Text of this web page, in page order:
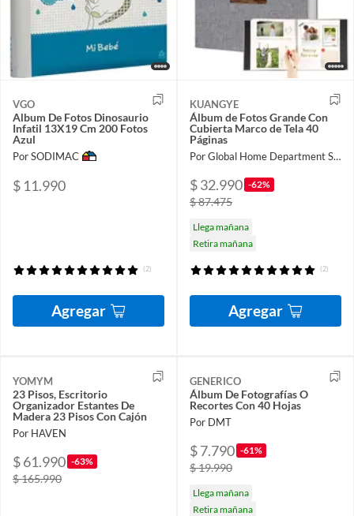
VGO
Album De Fotos Dinosaurio
Infatil 13X19 Cm 200 Fotos
Azul
Por SODIMAC
$ 11.990
(2)
Agregar
KUANGYE
Álbum de Fotos Grande Con
Cubierta Marco de Tela 40
Páginas
Por Global Home Department Store
$ 32.990 -62%
$ 87.475
Llega mañana
Retira mañana
(2)
Agregar
YOMYM
23 Pisos, Escritorio
Organizador Estantes De
Madera 23 Pisos Con Cajón
Por HAVEN
$ 61.990 -63%
$ 165.990
GENERICO
Álbum De Fotografías O
Recortes Con 40 Hojas
Por DMT
$ 7.790 -61%
$ 19.990
Llega mañana
Retira mañana